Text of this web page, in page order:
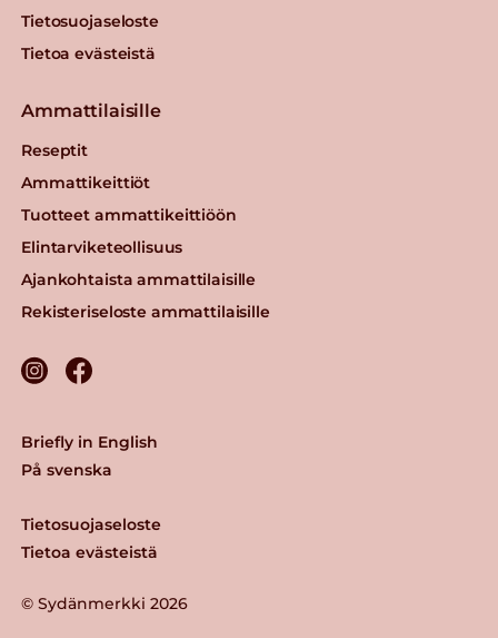
Tietosuojaseloste
Tietoa evästeistä
Ammattilaisille
Reseptit
Ammattikeittiöt
Tuotteet ammattikeittiöön
Elintarviketeollisuus
Ajankohtaista ammattilaisille
Rekisteriseloste ammattilaisille
© Sydänmerkki 2026
Tietosuojaseloste
Tietoa evästeistä
Briefly in English
På svenska